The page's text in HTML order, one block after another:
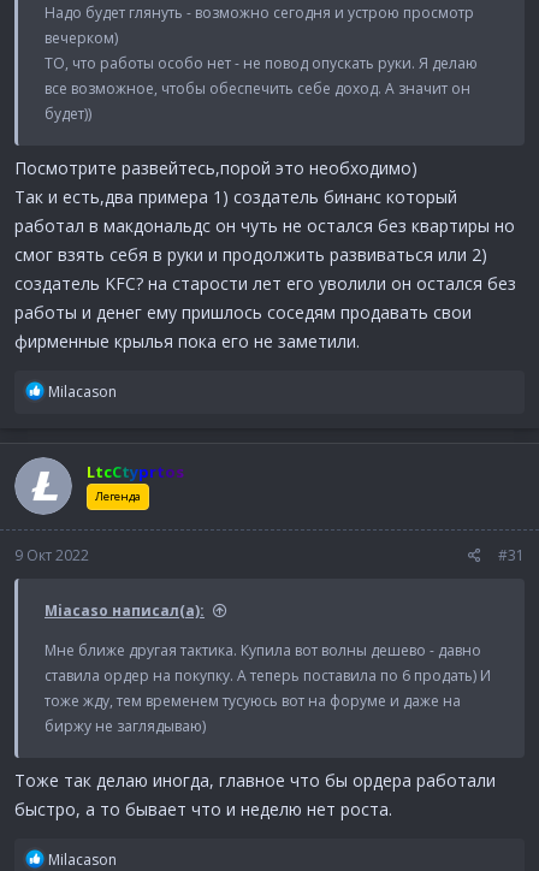
Надо будет глянуть - возможно сегодня и устрою просмотр
вечерком)
ТО, что работы особо нет - не повод опускать руки. Я делаю
все возможное, чтобы обеспечить себе доход. А значит он
будет))
Посмотрите развейтесь,порой это необходимо)
Так и есть,два примера 1) создатель бинанс который
работал в макдональдс он чуть не остался без квартиры но
смог взять себя в руки и продолжить развиваться или 2)
создатель KFC? на старости лет его уволили он остался без
работы и денег ему пришлось соседям продавать свои
фирменные крылья пока его не заметили.
Р
к
ц
и
и
Milacason
LtcCtyprtos
Легенда
9 Окт 2022 #31
Miacaso написал(а):
Мне ближе другая тактика. Купила вот волны дешево - давно
ставила ордер на покупку. А теперь поставила по 6 продать) И
тоже жду, тем временем тусуюсь вот на форуме и даже на
биржу не заглядываю)
Тоже так делаю иногда, главное что бы ордера работали
быстро, а то бывает что и неделю нет роста.
Р
Milacason